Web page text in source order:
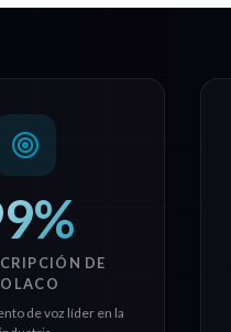
DE
de voz líder en la